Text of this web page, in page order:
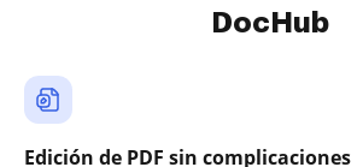
DocHub
Edición de PDF sin complicaciones